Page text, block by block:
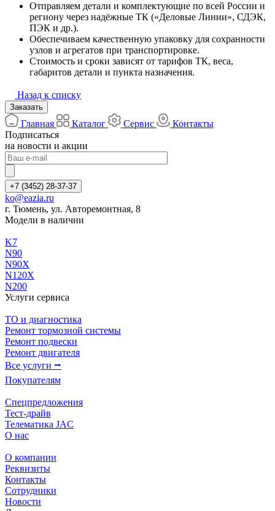
Отправляем детали и комплектующие по всей России и
региону через надёжные ТК («Деловые Линии», СДЭК,
ПЭК и др.).
Обеспечиваем качественную упаковку для сохранности
узлов и агрегатов при транспортировке.
Стоимость и сроки зависят от тарифов ТК, веса,
габаритов детали и пункта назначения.
Назад к списку
Заказать
Главная Каталог Сервис
Контакты
Подписаться
на новости и акции
+7 (3452) 28-37-37
ko@eazia.ru
г. Тюмень, ул. Авторемонтная, 8
Модели в наличии
K7
N90
N90X
N120X
N200
Услуги сервиса
ТО и диагностика
Ремонт тормозной системы
Ремонт подвески
Ремонт двигателя
Все услуги ⭢
Покупателям
Спецпредложения
Тест-драйв
Телематика JAC
О нас
О компании
Реквизиты
Контакты
Сотрудники
Новости